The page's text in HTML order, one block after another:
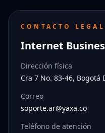
CONTACTO LEGAL
Internet
Dirección física
Cra 7 No. 83-46, Bogotá
Correo
soporte.ar@yaxa.co
Teléfono de atención